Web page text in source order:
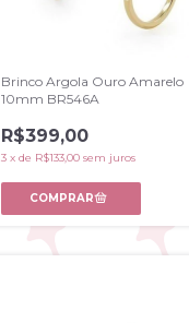
Brinco Argola Ouro Amarelo
10mm BR546A
R$399,00
3 x de R$133,00 sem juros